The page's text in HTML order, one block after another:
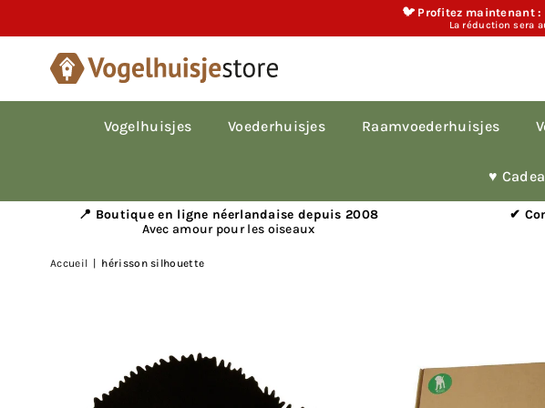
🐦 Profitez maintenant :
La réduction sera
Vogelhuisjes Voederhuisjes Raamvoederhuisjes
♥︎
📍 Boutique en ligne néerlandaise depuis 2008
Avec amour pour les oiseaux
✔
Accueil hérisson silhouette